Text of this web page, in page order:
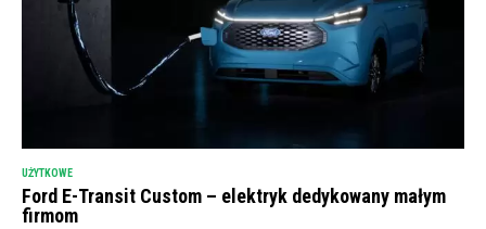
UŻYTKOWE
Ford E-Transit Custom – elektryk dedykowany małym
firmom